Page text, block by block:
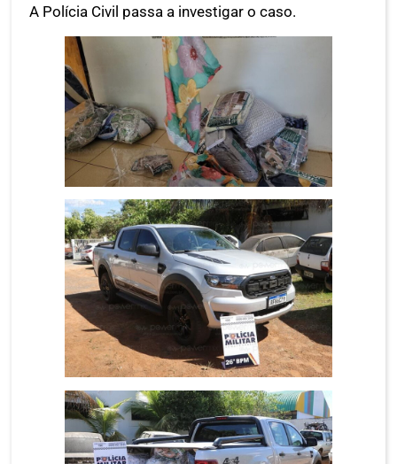
A Polícia Civil passa a investigar o caso.